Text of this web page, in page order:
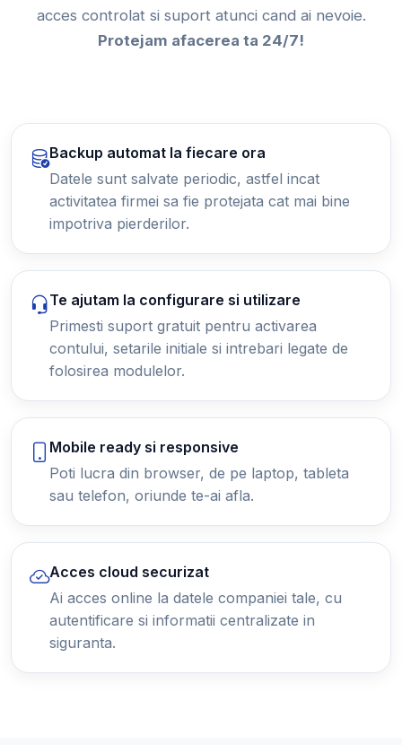
acces controlat si suport atunci cand ai nevoie.
Protejam afacerea ta 24/7!
Backup automat la fiecare ora
Datele sunt salvate periodic, astfel incat
activitatea firmei sa fie protejata cat mai bine
impotriva pierderilor.
Te ajutam la configurare si utilizare
Primesti suport gratuit pentru activarea
contului, setarile initiale si intrebari legate de
folosirea modulelor.
Mobile ready si responsive
Poti lucra din browser, de pe laptop, tableta
sau telefon, oriunde te-ai afla.
Acces cloud securizat
Ai acces online la datele companiei tale, cu
autentificare si informatii centralizate in
siguranta.